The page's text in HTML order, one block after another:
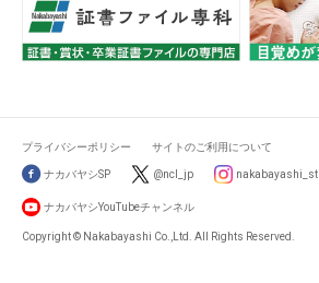
プライバシーポリシー サイトのご利用について
ナカバヤシSP @ncl_jp nakabayashi_st
ナカバヤシYouTubeチャンネル
Copyright © Nakabayashi Co.,Ltd. All Rights Reserved.